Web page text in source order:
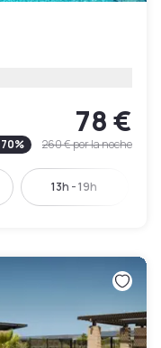
78 €
70% 260 €por la noche
13h - 19h